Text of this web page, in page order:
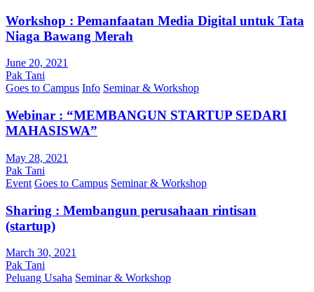
Workshop : Pemanfaatan Media Digital untuk Tata
Niaga Bawang Merah
June 20, 2021
Pak Tani
Goes to Campus Info Seminar & Workshop
Webinar : “MEMBANGUN STARTUP SEDARI
MAHASISWA”
May 28, 2021
Pak Tani
Event Goes to Campus Seminar & Workshop
Sharing : Membangun perusahaan rintisan
(startup)
March 30, 2021
Pak Tani
Peluang Usaha Seminar & Workshop